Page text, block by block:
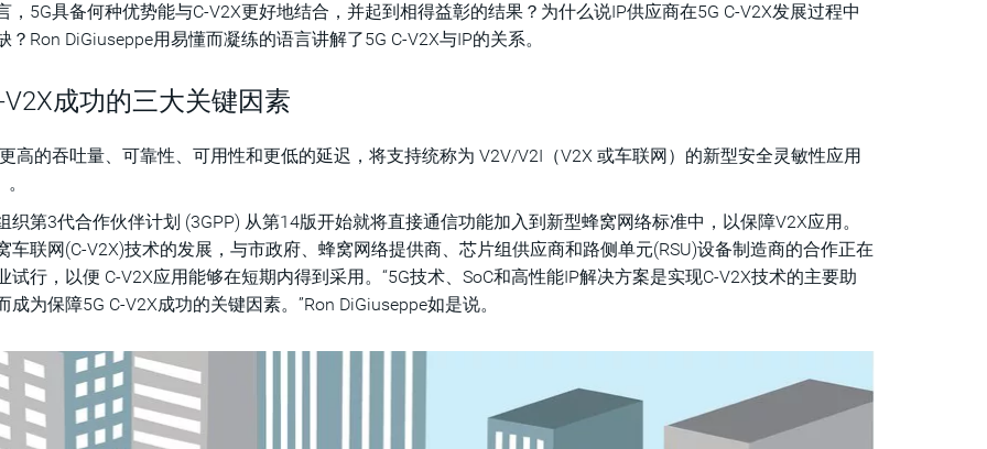
，5G具备何种优势能与C-V2X更好地结合，并起到相得益彰的结果？为什么说IP供应商在5G C-V2X发展过程中
？Ron DiGiuseppe用易懂而凝练的语言讲解了5G C-V2X与IP的关系。
V2X成功的三大关键因素
高的吞吐量、可靠性、可用性和更低的延迟，将支持统称为 V2V/V2I（V2X 或车联网）的新型安全灵敏性应用
织第3代合作伙伴计划 (3GPP) 从第14版开始就将直接通信功能加入到新型蜂窝网络标准中，以保障V2X应用。
车联网(C-V2X)技术的发展，与市政府、蜂窝网络提供商、芯片组供应商和路侧单元(RSU)设备制造商的合作正在
试行，以便 C-V2X应用能够在短期内得到采用。“5G技术、SoC和高性能IP解决方案是实现C-V2X技术的主要助
成为保障5G C-V2X成功的关键因素。”Ron DiGiuseppe如是说。